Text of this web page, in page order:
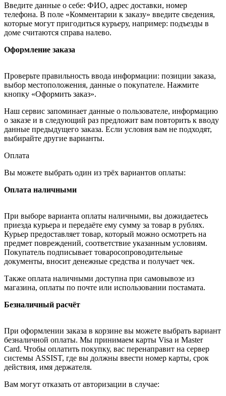
Введите данные о себе: ФИО, адрес доставки, номер
телефона. В поле «Комментарии к заказу» введите сведения,
которые могут пригодиться курьеру, например: подъезды в
доме считаются справа налево.
Оформление заказа
Проверьте правильность ввода информации: позиции заказа,
выбор местоположения, данные о покупателе. Нажмите
кнопку «Оформить заказ».
Наш сервис запоминает данные о пользователе, информацию
о заказе и в следующий раз предложит вам повторить к вводу
данные предыдущего заказа. Если условия вам не подходят,
выбирайте другие варианты.
Оплата
Вы можете выбрать один из трёх вариантов оплаты:
Оплата наличными
При выборе варианта оплаты наличными, вы дожидаетесь
приезда курьера и передаёте ему сумму за товар в рублях.
Курьер предоставляет товар, который можно осмотреть на
предмет повреждений, соответствие указанным условиям.
Покупатель подписывает товаросопроводительные
документы, вносит денежные средства и получает чек.
Также оплата наличными доступна при самовывозе из
магазина, оплаты по почте или использовании постамата.
Безналичный расчёт
При оформлении заказа в корзине вы можете выбрать вариант
безналичной оплаты. Мы принимаем карты Visa и Master
Card. Чтобы оплатить покупку, вас перенаправит на сервер
системы ASSIST, где вы должны ввести номер карты, срок
действия, имя держателя.
Вам могут отказать от авторизации в случае: